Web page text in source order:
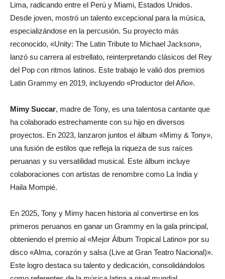
Lima, radicando entre el Perú y Miami, Estados Unidos.
Desde joven, mostró un talento excepcional para la música,
especializándose en la percusión. Su proyecto más
reconocido, «Unity: The Latin Tribute to Michael Jackson»,
lanzó su carrera al estrellato, reinterpretando clásicos del Rey
del Pop con ritmos latinos. Este trabajo le valió dos premios
Latin Grammy en 2019, incluyendo «Productor del Año».
Mimy Succar, madre de Tony, es una talentosa cantante que
ha colaborado estrechamente con su hijo en diversos
proyectos. En 2023, lanzaron juntos el álbum «Mimy & Tony»,
una fusión de estilos que refleja la riqueza de sus raíces
peruanas y su versatilidad musical. Este álbum incluye
colaboraciones con artistas de renombre como La India y
Haila Mompié.
En 2025, Tony y Mimy hacen historia al convertirse en los
primeros peruanos en ganar un Grammy en la gala principal,
obteniendo el premio al «Mejor Álbum Tropical Latino» por su
disco «Alma, corazón y salsa (Live at Gran Teatro Nacional)».
Este logro destaca su talento y dedicación, consolidándolos